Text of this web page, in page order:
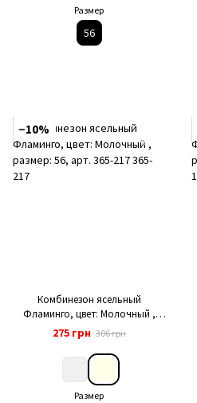
Размер
56
−10%
Комбинезон ясельный
Фламинго, цвет: Молочный ,
размер: 56, арт. 365-217
275 грн 306 грн
Размер